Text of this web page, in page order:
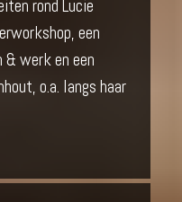
rond Lucie
een
& werk en een
o.a. langs haar